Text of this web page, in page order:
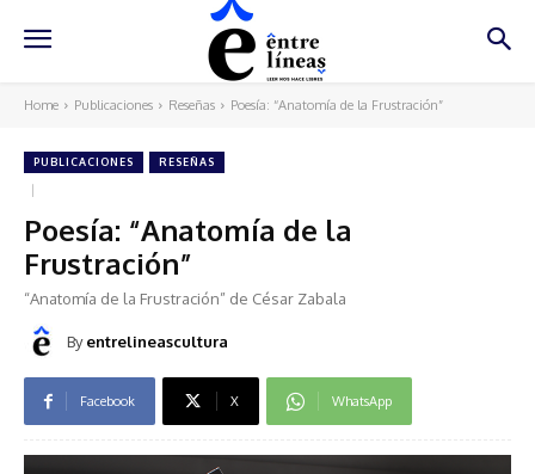
Home Publicaciones Reseñas Poesía: “Anatomía de la Frustración”
PUBLICACIONES RESEÑAS
Poesía: “Anatomía de la
Frustración”
“Anatomía de la Frustración” de César Zabala
By entrelineascultura
Facebook X WhatsApp